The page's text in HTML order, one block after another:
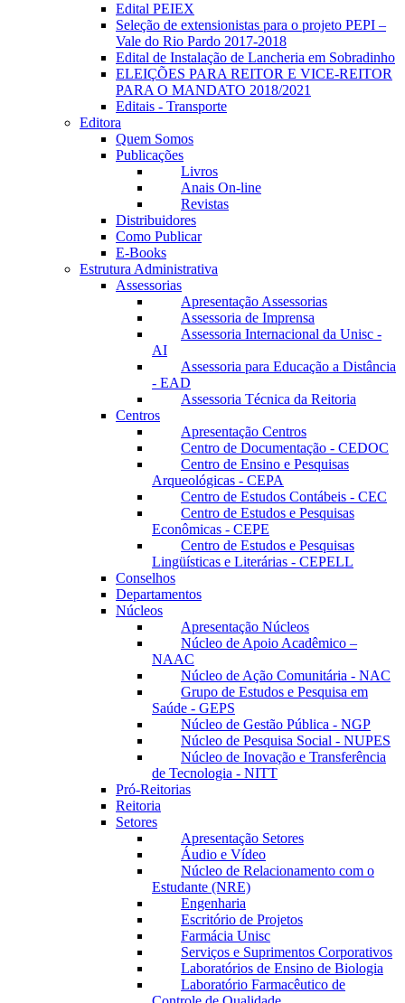
Edital PEIEX
Seleção de extensionistas para o projeto PEPI –
Vale do Rio Pardo 2017-2018
Edital de Instalação de Lancheria em Sobradinho
ELEIÇÕES PARA REITOR E VICE-REITOR
PARA O MANDATO 2018/2021
Editais - Transporte
Editora
Quem Somos
Publicações
Livros
Anais On-line
Revistas
Distribuidores
Como Publicar
E-Books
Estrutura Administrativa
Assessorias
Apresentação Assessorias
Assessoria de Imprensa
Assessoria Internacional da Unisc -
AI
Assessoria para Educação a Distância
- EAD
Assessoria Técnica da Reitoria
Centros
Apresentação Centros
Centro de Documentação - CEDOC
Centro de Ensino e Pesquisas
Arqueológicas - CEPA
Centro de Estudos Contábeis - CEC
Centro de Estudos e Pesquisas
Econômicas - CEPE
Centro de Estudos e Pesquisas
Lingüísticas e Literárias - CEPELL
Conselhos
Departamentos
Núcleos
Apresentação Núcleos
Núcleo de Apoio Acadêmico –
NAAC
Núcleo de Ação Comunitária - NAC
Grupo de Estudos e Pesquisa em
Saúde - GEPS
Núcleo de Gestão Pública - NGP
Núcleo de Pesquisa Social - NUPES
Núcleo de Inovação e Transferência
de Tecnologia - NITT
Pró-Reitorias
Reitoria
Setores
Apresentação Setores
Áudio e Vídeo
Núcleo de Relacionamento com o
Estudante (NRE)
Engenharia
Escritório de Projetos
Farmácia Unisc
Serviços e Suprimentos Corporativos
Laboratórios de Ensino de Biologia
Laboratório Farmacêutico de